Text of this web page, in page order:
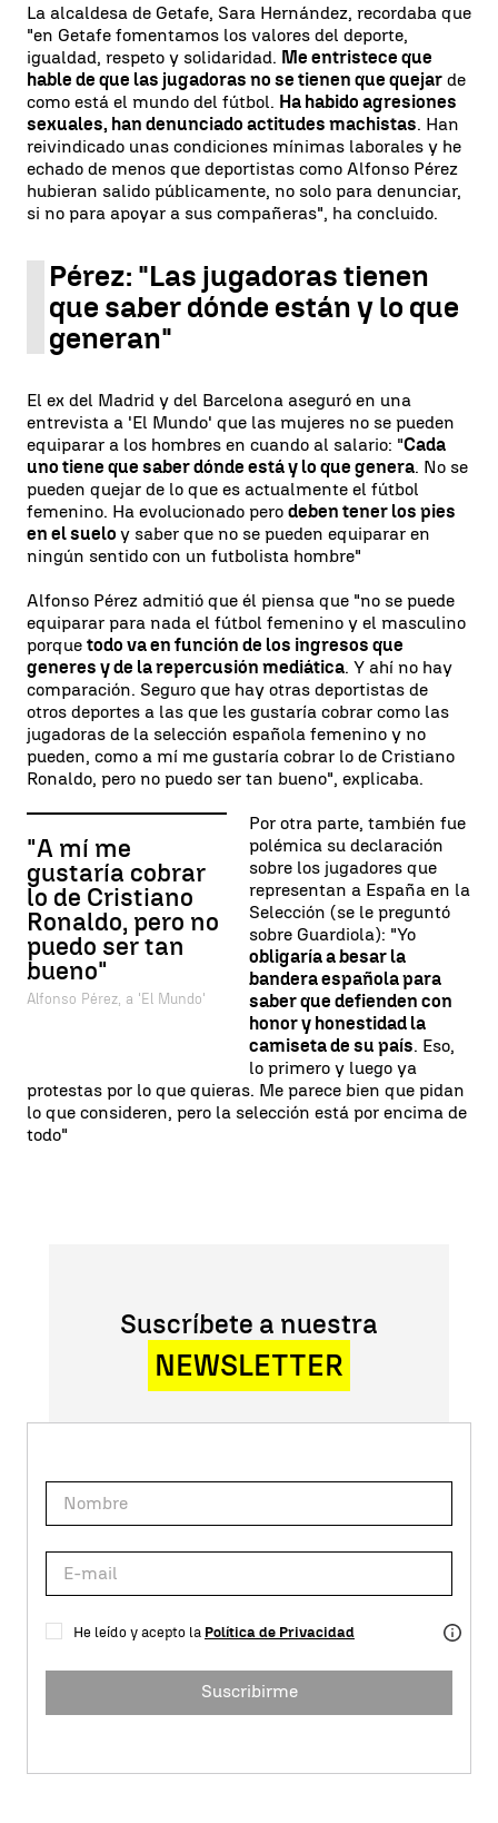
La alcaldesa de Getafe, Sara Hernández, recordaba que
"en Getafe fomentamos los valores del deporte,
igualdad, respeto y solidaridad. Me entristece que
hable de que las jugadoras no se tienen que quejar de
como está el mundo del fútbol. Ha habido agresiones
sexuales, han denunciado actitudes machistas. Han
reivindicado unas condiciones mínimas laborales y he
echado de menos que deportistas como Alfonso Pérez
hubieran salido públicamente, no solo para denunciar,
si no para apoyar a sus compañeras", ha concluido.
Pérez: "Las jugadoras tienen
que saber dónde están y lo que
generan"
El ex del Madrid y del Barcelona aseguró en una
entrevista a 'El Mundo' que las mujeres no se pueden
equiparar a los hombres en cuando al salario: "Cada
uno tiene que saber dónde está y lo que genera. No se
pueden quejar de lo que es actualmente el fútbol
femenino. Ha evolucionado pero deben tener los pies
en el suelo y saber que no se pueden equiparar en
ningún sentido con un futbolista hombre"
Alfonso Pérez admitió que él piensa que "no se puede
equiparar para nada el fútbol femenino y el masculino
porque todo va en función de los ingresos que
generes y de la repercusión mediática. Y ahí no hay
comparación. Seguro que hay otras deportistas de
otros deportes a las que les gustaría cobrar como las
jugadoras de la selección española femenino y no
pueden, como a mí me gustaría cobrar lo de Cristiano
Ronaldo, pero no puedo ser tan bueno", explicaba.
"A mí me
gustaría cobrar
lo de Cristiano
Ronaldo, pero no
puedo ser tan
bueno"
Alfonso Pérez, a 'El Mundo'
Por otra parte, también fue
polémica su declaración
sobre los jugadores que
representan a España en la
Selección (se le preguntó
sobre Guardiola): "Yo
obligaría a besar la
bandera española para
saber que defienden con
honor y honestidad la
camiseta de su país. Eso,
lo primero y luego ya
protestas por lo que quieras. Me parece bien que pidan
lo que consideren, pero la selección está por encima de
todo"
Suscríbete a nuestra
NEWSLETTER
He leído y acepto la Política de Privacidad
Suscribirme